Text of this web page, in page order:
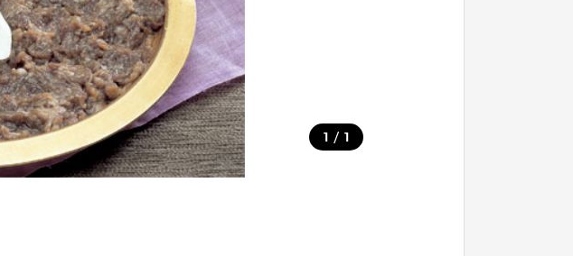
1 / 1